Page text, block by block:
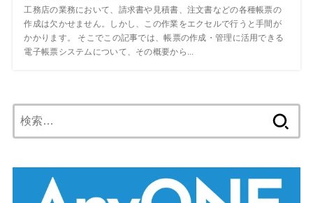
工務店の業務において、請求書や見積書、注文書などの各種帳票の
作成は欠かせません。しかし、この作業をエクセルで行うと手間が
かかります。 そこでこの記事では、帳票の作成・管理に活用できる
電子帳票システムについて、その概要から...
索: